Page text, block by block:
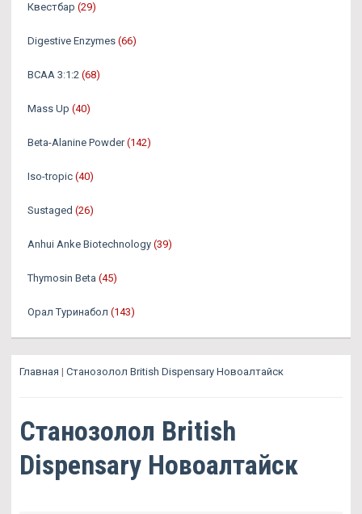
Квестбар (29)
Digestive Enzymes (66)
BCAA 3:1:2 (68)
Mass Up (40)
Beta-Alanine Powder (142)
Iso-tropic (40)
Sustaged (26)
Anhui Anke Biotechnology (39)
Thymosin Beta (45)
Орал Туринабол (143)
Главная | Станозолол British Dispensary Новоалтайск
Станозолол British
Dispensary Новоалтайск